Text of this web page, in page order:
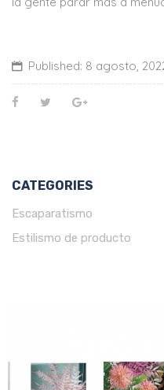
Published: 8 agosto,
CATEGORIES
Escaparatismo
Estilismo de producto